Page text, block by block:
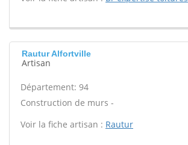
Rautur Alfortville
Artisan
Département: 94
Construction de murs -
Voir la fiche artisan : Rautur